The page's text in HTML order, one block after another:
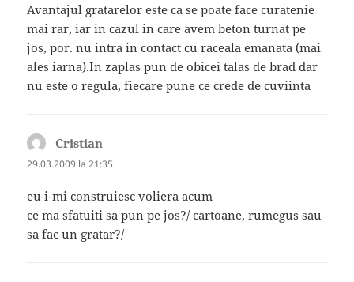
Avantajul gratarelor este ca se poate face curatenie
mai rar, iar in cazul in care avem beton turnat pe
jos, por. nu intra in contact cu raceala emanata (mai
ales iarna).In zaplas pun de obicei talas de brad dar
nu este o regula, fiecare pune ce crede de cuviinta
Cristian
29.03.2009 la 21:35
eu i-mi construiesc voliera acum
ce ma sfatuiti sa pun pe jos?/ cartoane, rumegus sau
sa fac un gratar?/